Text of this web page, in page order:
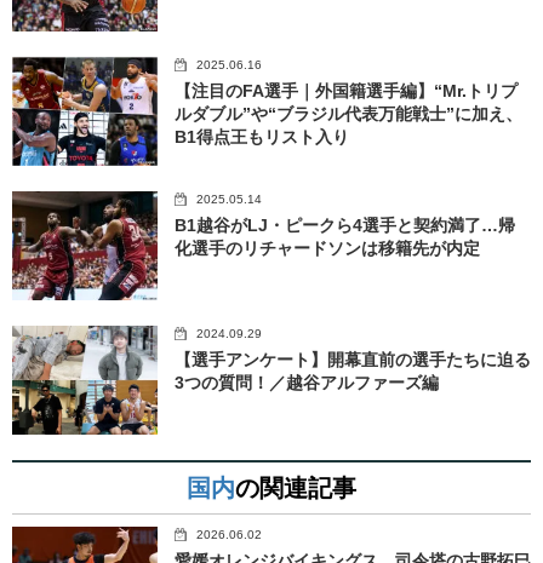
2025.06.16
【注目のFA選手｜外国籍選手編】“Mr.トリプ
ルダブル”や“ブラジル代表万能戦士”に加え、
B1得点王もリスト入り
2025.05.14
B1越谷がLJ・ピークら4選手と契約満了…帰
化選手のリチャードソンは移籍先が内定
2024.09.29
【選手アンケート】開幕直前の選手たちに迫る
3つの質問！／越谷アルファーズ編
国内の関連記事
2026.06.02